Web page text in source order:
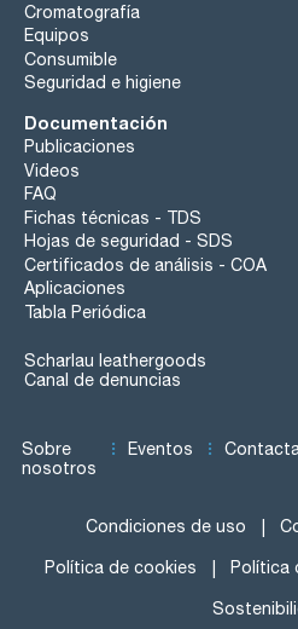
Cromatografía
Equipos
Consumible
Seguridad e higiene
Documentación
Publicaciones
Videos
FAQ
Fichas técnicas - TDS
Hojas de seguridad - SDS
Certificados de análisis - COA
Aplicaciones
Tabla Periódica
Scharlau leathergoods
Canal de denuncias
Sobre
nosotros
Eventos
Condiciones de uso
Política de cookies Política